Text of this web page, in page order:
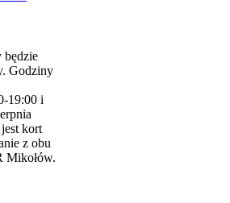
będzie
Godziny
19:00 i
kort
z obu
Mikołów.